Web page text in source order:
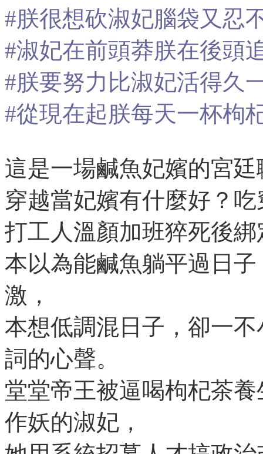
#朕很想砍淑妃腦袋又忍
#淑妃在前頭莽朕在後頭
#朕要努力比淑妃活得久
#從現在起朕每天一杯枸
這是一場鹹魚妃嬪的宮
穿越當妃嬪有什麼好？
打工人溫顏加班猝死後
本以為能鹹魚躺平過日
激，
本想低調混日子，卻一
詞的心聲。
堂堂帝王被逼喝枸杞茶
作妖的淑妃，